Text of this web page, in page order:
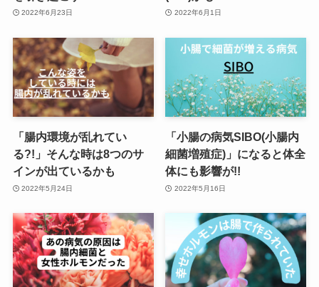
2022年6月23日 2022年6月1日
「腸内環境が乱れてい
る?!」そんな時は8つのサ
インが出ているかも
2022年5月24日
「小腸の病気SIBO(小腸内
細菌増殖症)」になると体全
体にも影響が!!
2022年5月16日